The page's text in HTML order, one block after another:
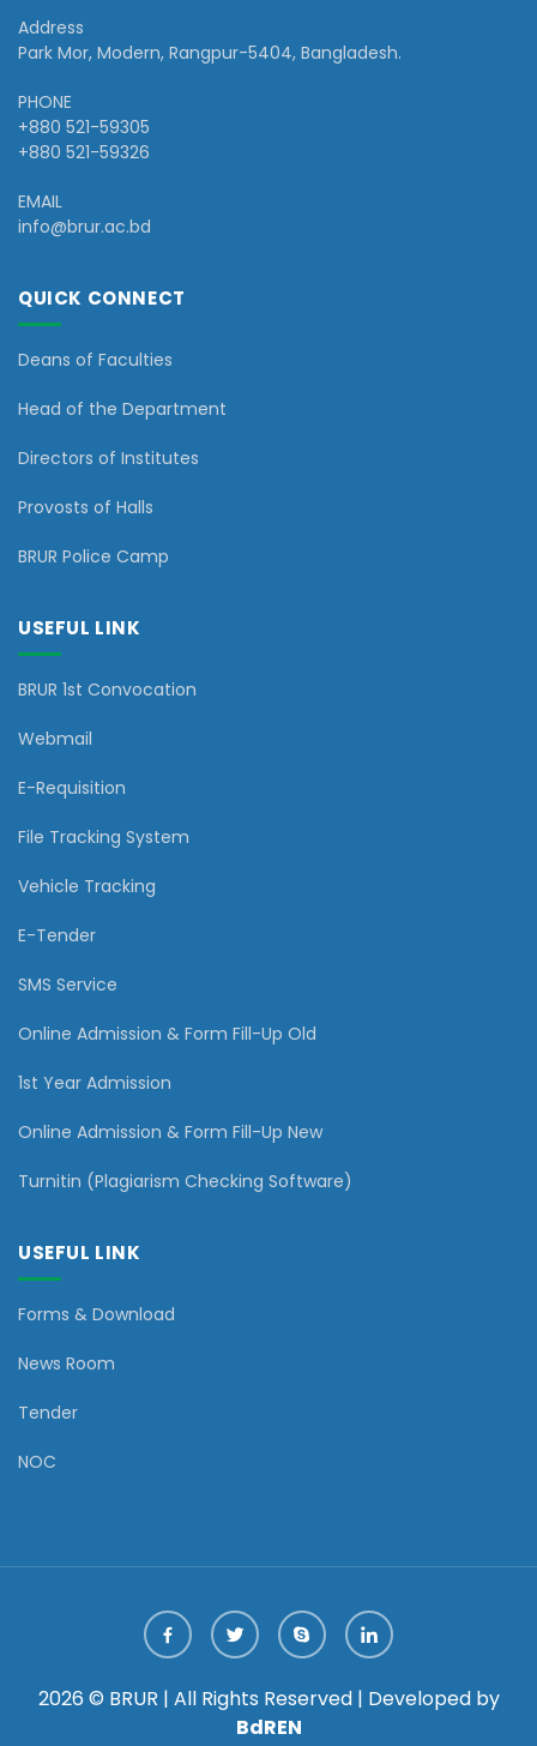
Address
Park Mor, Modern, Rangpur-5404, Bangladesh.
PHONE
+880 521-59305
+880 521-59326
EMAIL
info@brur.ac.bd
QUICK CONNECT
Deans of Faculties
Head of the Department
Directors of Institutes
Provosts of Halls
BRUR Police Camp
USEFUL LINK
BRUR 1st Convocation
Webmail
E-Requisition
File Tracking System
Vehicle Tracking
E-Tender
SMS Service
Online Admission & Form Fill-Up Old
1st Year Admission
Online Admission & Form Fill-Up New
Turnitin (Plagiarism Checking Software)
USEFUL LINK
Forms & Download
News Room
Tender
NOC
2026 © BRUR | All Rights Reserved | Developed by
BdREN